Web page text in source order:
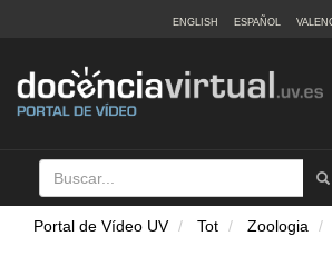
ENGLISH ESPAÑOL
Buscar
Portal de Vídeo UV Tot Zoologia